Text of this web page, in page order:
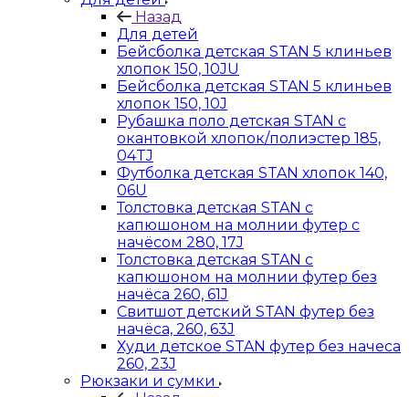
Назад
Для детей
Бейсболка детская STAN 5 клиньев
хлопок 150, 10JU
Бейсболка детская STAN 5 клиньев
хлопок 150, 10J
Рубашка поло детская STAN с
окантовкой хлопок/полиэстер 185,
04TJ
Футболка детская STAN хлопок 140,
06U
Толстовка детская STAN с
капюшоном на молнии футер с
начёсом 280, 17J
Толстовка детская STAN с
капюшоном на молнии футер без
начёса 260, 61J
Свитшот детский STAN футер без
начёса, 260, 63J
Худи детское STAN футер без начеса
260, 23J
Рюкзаки и сумки